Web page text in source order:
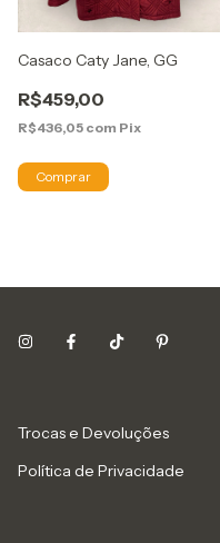
Casaco Caty Jane, GG
R$459,00
R$436,05 com Pix
Trocas e Devoluções
Política de Privacidade